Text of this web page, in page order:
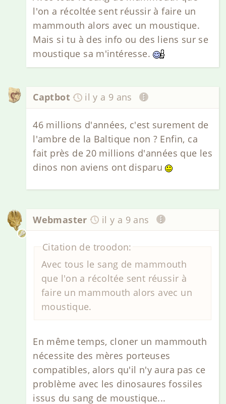
l'on a récoltée sent réussir à faire un
mammouth alors avec un moustique.
Mais si tu à des info ou des liens sur se
moustique sa m'intéresse.
Captbot il y a 9 ans
46 millions d'années, c'est surement de
l'ambre de la Baltique non ? Enfin, ca
fait près de 20 millions d'années que les
dinos non aviens ont disparu
Webmaster il y a 9 ans
Citation de troodon:
Avec tous le sang de mammouth
que l'on a récoltée sent réussir à
faire un mammouth alors avec un
moustique.
En même temps, cloner un mammouth
nécessite des mères porteuses
compatibles, alors qu'il n'y aura pas ce
problème avec les dinosaures fossiles
issus du sang de moustique...